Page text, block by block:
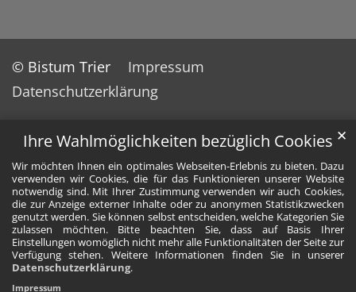
Ihre Wahlmöglichkeiten bezüglich Cookies
Wir möchten Ihnen ein optimales Webseiten-Erlebnis zu bieten. Dazu
verwenden wir Cookies, die für das Funktionieren unserer Website
notwendig sind. Mit Ihrer Zustimmung verwenden wir auch Cookies,
die zur Anzeige externer Inhalte oder zu anonymen Statistikzwecken
genutzt werden. Sie können selbst entscheiden, welche Kategorien Sie
zulassen möchten. Bitte beachten Sie, dass auf Basis Ihrer
Einstellungen womöglich nicht mehr alle Funktionalitäten der Seite zur
Verfügung stehen. Weitere Informationen finden Sie in unserer
Datenschutzerklärung.
✕
Impressum
© Bistum Trier
Impressum
Datenschutzerklärung